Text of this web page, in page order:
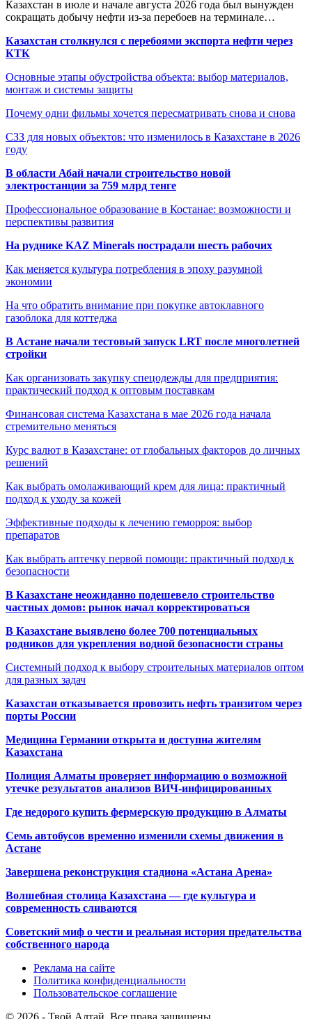
Казахстан в июле и начале августа 2026 года был вынужден
сокращать добычу нефти из-за перебоев на терминале…
Казахстан столкнулся с перебоями экспорта нефти через
КТК
Основные этапы обустройства объекта: выбор материалов,
монтаж и системы защиты
Почему одни фильмы хочется пересматривать снова и снова
СЗЗ для новых объектов: что изменилось в Казахстане в 2026
году
В области Абай начали строительство новой
электростанции за 759 млрд тенге
Профессиональное образование в Костанае: возможности и
перспективы развития
На руднике KAZ Minerals пострадали шесть рабочих
Как меняется культура потребления в эпоху разумной
экономии
На что обратить внимание при покупке автоклавного
газоблока для коттеджа
В Астане начали тестовый запуск LRT после многолетней
стройки
Как организовать закупку спецодежды для предприятия:
практический подход к оптовым поставкам
Финансовая система Казахстана в мае 2026 года начала
стремительно меняться
Курс валют в Казахстане: от глобальных факторов до личных
решений
Как выбрать омолаживающий крем для лица: практичный
подход к уходу за кожей
Эффективные подходы к лечению геморроя: выбор
препаратов
Как выбрать аптечку первой помощи: практичный подход к
безопасности
В Казахстане неожиданно подешевело строительство
частных домов: рынок начал корректироваться
В Казахстане выявлено более 700 потенциальных
родников для укрепления водной безопасности страны
Системный подход к выбору строительных материалов оптом
для разных задач
Казахстан отказывается провозить нефть транзитом через
порты России
Медицина Германии открыта и доступна жителям
Казахстана
Полиция Алматы проверяет информацию о возможной
утечке результатов анализов ВИЧ-инфицированных
Где недорого купить фермерскую продукцию в Алматы
Семь автобусов временно изменили схемы движения в
Астане
Завершена реконструкция стадиона «Астана Арена»
Волшебная столица Казахстана — где культура и
современность сливаются
Советский миф о чести и реальная история предательства
собственного народа
Реклама на сайте
Политика конфиденциальности
Пользовательское соглашение
© 2026 - Твой Алтай. Все права защищены.